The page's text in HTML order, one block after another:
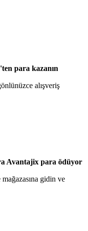
para kazanın
alışveriş
Avantajix para ödüyor
gidin ve